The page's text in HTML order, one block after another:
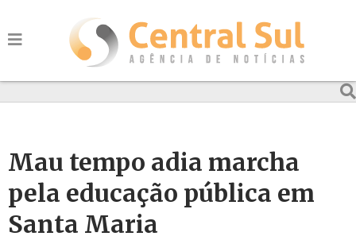
Mau tempo adia marcha
pela educação pública em
Santa Maria